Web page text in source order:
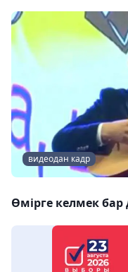
видеодан кадр
Өмірге келмек